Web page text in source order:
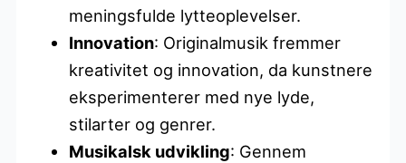
meningsfulde lytteoplevelser.
Innovation: Originalmusik fremmer
kreativitet og innovation, da kunstnere
eksperimenterer med nye lyde,
stilarter og genrer.
Musikalsk udvikling: Gennem